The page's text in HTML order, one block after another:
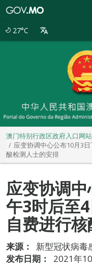
27°C
澳门特别行政区政府入口网站
应变协调中心公布10月3
酸检测人士的安排
应变协调
午3时后至
自费进行
来源：
新型冠状病毒
发布日期：
2021年